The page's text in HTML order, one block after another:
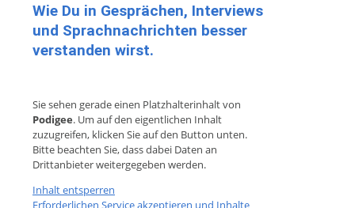
Wie Du in Gesprächen, Interviews
und Sprachnachrichten besser
verstanden wirst.
Sie sehen gerade einen Platzhalterinhalt von
Podigee. Um auf den eigentlichen Inhalt
zuzugreifen, klicken Sie auf den Button unten.
Bitte beachten Sie, dass dabei Daten an
Drittanbieter weitergegeben werden.
Inhalt entsperren
Erforderlichen Service akzeptieren und Inhalte